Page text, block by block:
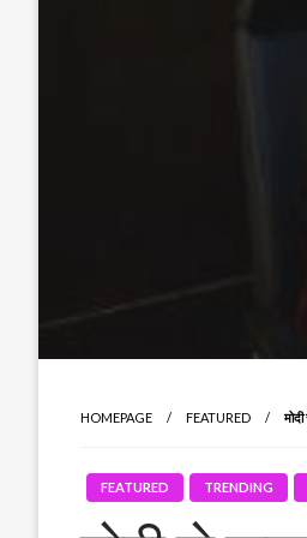
HOMEPAGE FEATURED
FEATURED TRENDING